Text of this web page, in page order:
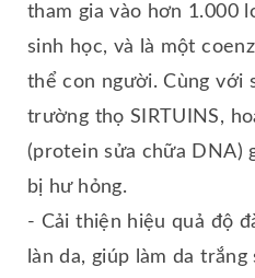
tham gia vào hơn 1.000
sinh học, và là một
thể con người. Cùng với
trường thọ SIRTUINS,
(protein sửa chữa DNA)
bị hư hỏng.
- Cải thiện hiệu quả độ
làn da, giúp làm da